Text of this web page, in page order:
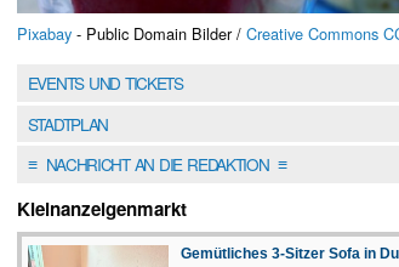
Pixabay - Public Domain Bilder / Creative Commons
EVENTS UND TICKETS
STADTPLAN
≡NACHRICHT AN DIE REDAKTION≡
Kleinanzeigenmarkt
Gemütliches 3-Sitzer Sofa in